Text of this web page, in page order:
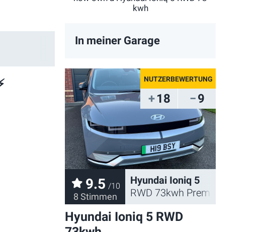
kwh
In meiner Garage
18 9
Hyundai Ioniq 5
RWD 73kwh Premium 2022
9.5 /10
8 Stimmen
Hyundai Ioniq 5 RWD